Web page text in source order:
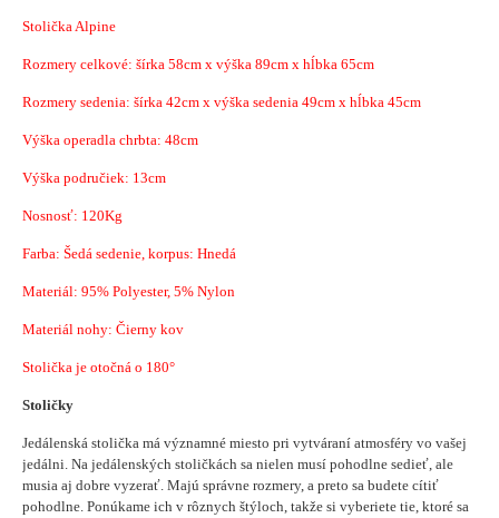
Stolička Alpine
Rozmery celkové: šírka 58cm x výška 89cm x hĺbka 65cm
Rozmery sedenia: šírka 42cm x výška sedenia 49cm x hĺbka 45cm
Výška operadla chrbta: 48cm
Výška područiek: 13cm
Nosnosť: 120Kg
Farba: Šedá sedenie, korpus: Hnedá
Materiál: 95% Polyester, 5% Nylon
Materiál nohy: Čierny kov
Stolička je otočná o 180°
Stoličky
Jedálenská stolička má významné miesto pri vytváraní atmosféry vo vašej
jedálni. Na jedálenských stoličkách sa nielen musí pohodlne sedieť, ale
musia aj dobre vyzerať. Majú správne rozmery, a preto sa budete cítiť
pohodlne. Ponúkame ich v rôznych štýloch, takže si vyberiete tie, ktoré sa